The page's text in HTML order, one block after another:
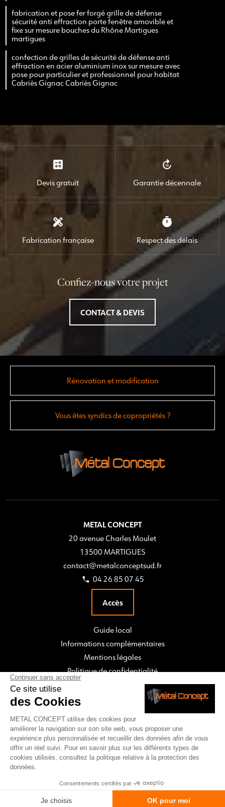
fabrication et pose fer forgé grille de défense
sécurité anti effraction porte fenêtre amovible et
fixe sur mesure bouches du Rhône Martigues
martigues
confection de grilles de sécurité de défense anti
effraction en acier aluminium inox sur mesure avec
pose pour particulier et professionnel pour habitat
Cabriès Gignac Cabriès Gignac
calculate
Devis gratuit
forward_10
Garantie décennale
design_services
Fabrication française
timer
Respect des délais
Confiez-nous votre projet
CONTACT & DEVIS
place mail
Rénovation et modification
Vous êtes syndics de copropriétés ?
METAL CONCEPT
20 avenue Charles Moulet
13500 MARTIGUES
contact@metalconceptsud.fr
04 26 85 07 45
Accès
Guide local
Informations complémentaires
Mentions légales
Politique de confidentialité